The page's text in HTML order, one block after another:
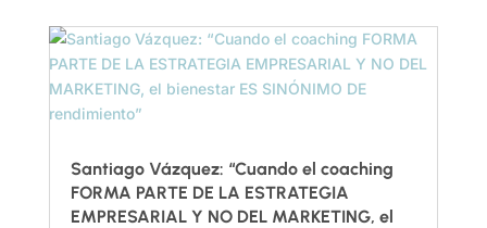
Santiago Vázquez: “Cuando el coaching
FORMA PARTE DE LA ESTRATEGIA
EMPRESARIAL Y NO DEL MARKETING, el